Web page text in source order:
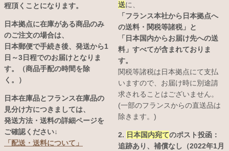
程頂くことになります。
日本拠点に在庫がある商品のみ
のご注文の場合は、
日本郵便で手続き後、発送から1
日～3日程でのお届けとなりま
す。（商品手配の時間を除
く。）
日本在庫品とフランス在庫品の
見分け方につきましては、
発送方法・送料の詳細ページを
ご確認ください↓
「配送・送料について」
送に、
「フランス本社から日本拠点へ
の送料・関税等諸税」と
「日本国内からお届け先への送
料」すべてが含まれておりま
す。
関税等諸税は日本拠点にて支払
いますので、お届け時に別途請
求されることはございません。
(一部のフランスからの直送品は
除きます。)
2. 日本国内宛てのポスト投函：
追跡あり、補償なし（2022年1月